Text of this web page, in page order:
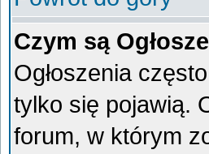
Czym są
Ogłoszenia
tylko się pojawią.
forum, w którym